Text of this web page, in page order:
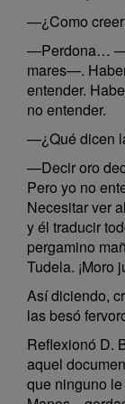
—¿Como
—Perdona…
mares—.
entender.
no entender.
—¿Qué dicen
—Decir oro
Pero yo no
Necesitar ver
y él traducir
pergamino
Tudela. ¡Moro
Así diciendo,
las besó
Reflexionó D.
aquel
que ninguno